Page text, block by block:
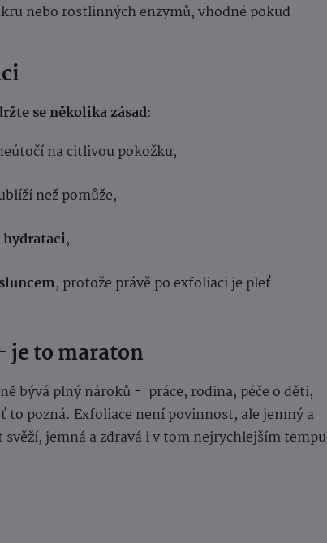
nebo rostlinných enzymů, vhodné pokud
se několika zásad:
na citlivou pokožku,
než pomůže,
hydrataci,
, protože právě po exfoliaci je pleť
je to maraton
bývá plný nároků - práce, rodina, péče o děti,
to pozná. Exfoliace není povinnost, ale jemný a
jemná a zdravá i v tom nejrychlejším tempu